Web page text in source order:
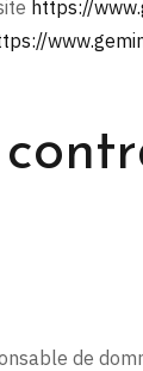
https://
de